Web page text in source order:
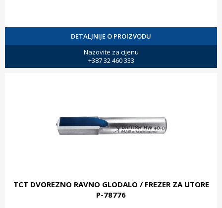
DETALJNIJE O PROIZVODU
Nazovite za cijenu
+387 32 460 333
TCT DVOREZNO RAVNO GLODALO / FREZER ZA UTORE
P-78776